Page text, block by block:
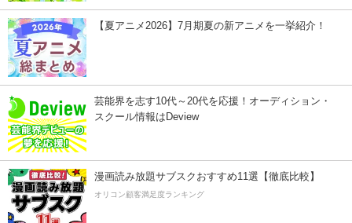
【夏アニメ2026】7月期夏の新アニメを一挙紹介！
芸能界を志す10代～20代を応援！オーディション・
スクール情報はDeview
漫画読み放題サブスクおすすめ11選【徹底比較】
オリコン顧客満足度ランキング